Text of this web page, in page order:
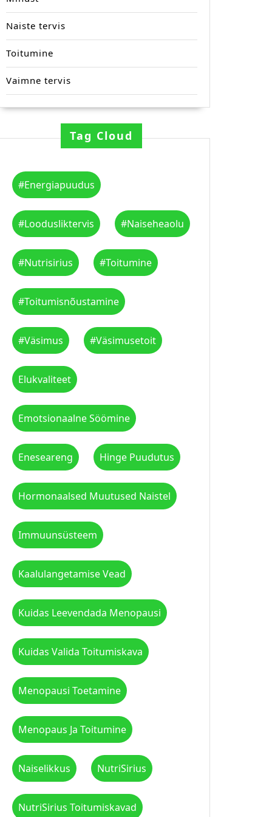
Naiste tervis
Toitumine
Vaimne tervis
Tag Cloud
#energiapuudus
#loodusliktervis #naiseheaolu
#nutrisirius #toitumine
#toitumisnõustamine
#väsimus #väsimusetoit
Elukvaliteet
Emotsionaalne Söömine
Eneseareng Hinge Puudutus
Hormonaalsed Muutused Naistel
Immuunsüsteem
Kaalulangetamise Vead
Kuidas Leevendada Menopausi
Kuidas Valida Toitumiskava
Menopausi Toetamine
Menopaus Ja Toitumine
Naiselikkus NutriSirius
NutriSirius Toitumiskavad